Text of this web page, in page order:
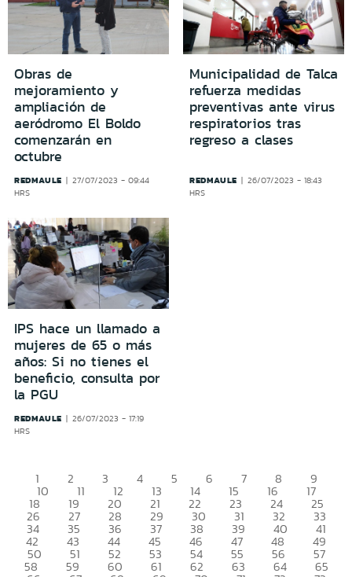
Obras de
mejoramiento y
ampliación de
aeródromo El Boldo
comenzarán en
octubre
REDMAULE
27/07/2023 - 09:44
HRS
Municipalidad de Talca
refuerza medidas
preventivas ante virus
respiratorios tras
regreso a clases
REDMAULE
26/07/2023 - 18:43
HRS
IPS hace un llamado a
mujeres de 65 o más
años: Si no tienes el
beneficio, consulta por
la PGU
REDMAULE
26/07/2023 - 17:19
HRS
1 2 3 4 5 6 7 8 9
10 11 12 13 14 15 16 17
18 19 20 21 22 23 24 25
26 27 28 29 30 31 32 33
34 35 36 37 38 39 40 41
42 43 44 45 46 47 48 49
50 51 52 53 54 55 56 57
58 59 60 61 62 63 64 65